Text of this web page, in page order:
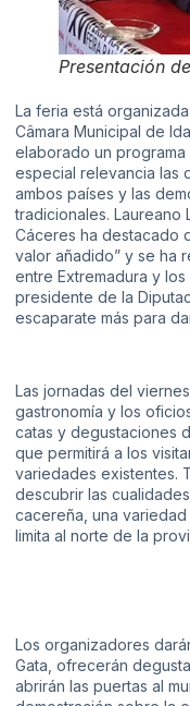
Presentación
La feria está
Câmara Municipal de
elaborado un
especial relevancia las
ambos países y las
tradicionales.
Cáceres ha destacado
valor añadido” y se ha
entre Extremadura y los
presidente de la
escaparate más para
Las jornadas del
gastronomía y los
catas y degustaciones
que permitirá a los
variedades existentes.
descubrir las
cacereña, una
limita al norte de la
Los organizadores
Gata, ofrecerán
abrirán las puertas al